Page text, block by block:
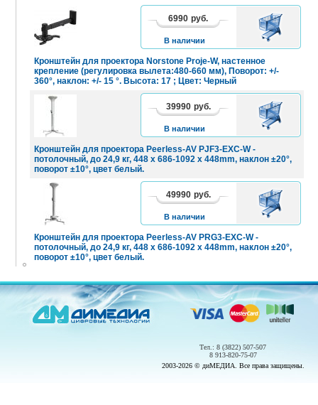
Кронштейн для проектора Norstone Proje-W, настенное
крепление (регулировка вылета:480-660 мм), Поворот: +/-
360°, наклон: +/- 15 °. Высота: 17 ; Цвет: Черный
6990 руб.
В наличии
В
КОРЗИНУ
Кронштейн для проектора Peerless-AV PJF3-EXC-W -
потолочный, до 24,9 кг, 448 x 686-1092 x 448mm, наклон ±20°,
поворот ±10°, цвет белый.
39990 руб.
В наличии
В
КОРЗИНУ
Кронштейн для проектора Peerless-AV PRG3-EXC-W -
потолочный, до 24,9 кг, 448 x 686-1092 x 448mm, наклон ±20°,
поворот ±10°, цвет белый.
49990 руб.
В наличии
В
КОРЗИНУ
Тел.: 8 (3822) 507-507
8 913-820-75-07
2003-2026 © диМЕДИА. Все права защищены.